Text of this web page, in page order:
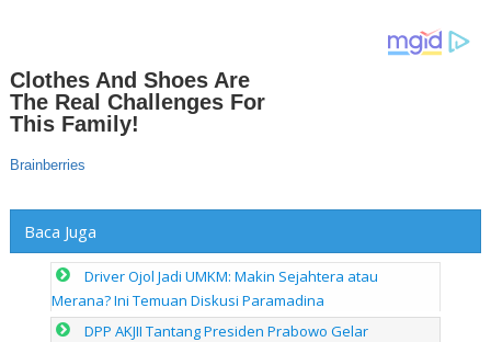
Baca Juga
Driver Ojol Jadi UMKM: Makin Sejahtera atau
Merana? Ini Temuan Diskusi Paramadina
DPP AKJII Tantang Presiden Prabowo Gelar